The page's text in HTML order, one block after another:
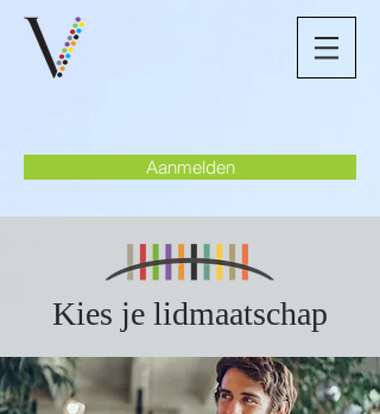
Aanmelden
Kies je lidmaatschap